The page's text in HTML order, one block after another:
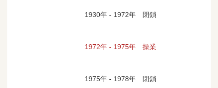
1930年 - 1972年 閉鎖
1972年 - 1975年 操業
1975年 - 1978年 閉鎖